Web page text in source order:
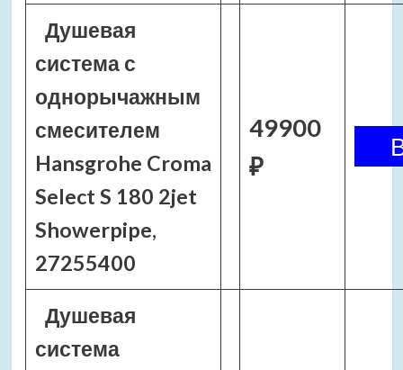
Душевая
система с
однорычажным
смесителем
Hansgrohe Croma
Select S 180 2jet
Showerpipe,
27255400
49900
₽
Душевая
система